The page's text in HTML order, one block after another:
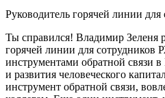
Руководитель горячей линии
Ты справился! Владимир Зеленя
горячей линии для сотрудников
инструментами обратной связи в
и развития человеческого
инструмент обратной связи,